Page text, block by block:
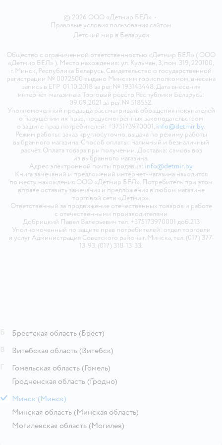
© 2026 ООО «Детмир БЕЛ» •
Правовые условия пользования сайтом
Детский мир в Беларуси
Общество с ограниченной ответственностью «Детмир БЕЛ» ( ООО
«Детмир БЕЛ» ). Место нахождения: ул. Кульман, 3, пом. 319, 220100,
г. Минск, Республика Беларусь. Свидетельство о государственной
регистрации № 0072500 выдано Минским горисполкомом, внесена
запись в ЕГР 01.10.2018 за рег.№ 193143448. Дата внесения
интернет-магазина в Торговый реестр Республики Беларусь:
09.09.2021 за рег.№ 518552.
Уполномоченный продавца рассматривать обращения покупателей
о нарушении их прав, предусмотренных законодательством
о защите прав потребителей: +375173970001, info@detmir.by.
Режим работы: заказ круглосуточно, выдача по режиму работы
выбранного магазина. Способ оплаты: наличный и безналичный
расчёт. Оплата товара при получении. Доставка: самовывоз
из выбранного магазина.
Адрес электронной почты продавца: info@detmir.by
Книга замечаний и предложений интернет-магазина находится
по месту нахождения ООО «Детмир БЕЛ». Потребитель при этом
вправе оставить замечания и предложения в любом магазине
торговой сети «Детмир».
Ответственный за продвижение отечественных товаров и работе
с отечественными производителями
Добрицкий Павел Валерьевич тел. +375173970001 доб.213
Уполномоченный по защите прав потребителей: отдел торговли
и услуг Администрация Советского района г. Минска, тел. (017) 377-
13-93, (017) 318-13-33.
Брестская область (Брест)
Витебская область (Витебск)
Гомельская область (Гомель)
Гродненская область (Гродно)
М Минск (Минск)
Минская область (Минская область)
Могилевская область (Могилев)